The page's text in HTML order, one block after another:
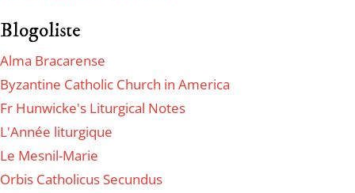
Blogoliste
Alma Bracarense
Byzantine Catholic Church in America
Fr Hunwicke's Liturgical Notes
L'Année liturgique
Le Mesnil-Marie
Orbis Catholicus Secundus